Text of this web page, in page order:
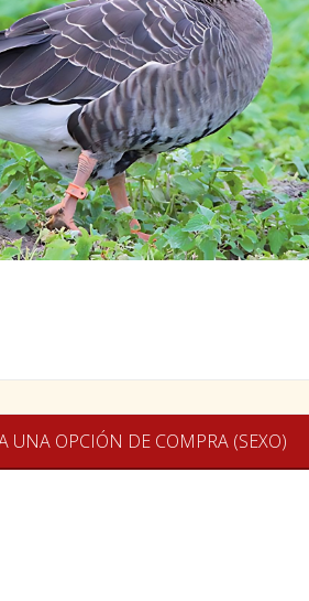
UNA OPCIÓN DE COMPRA (SEXO)